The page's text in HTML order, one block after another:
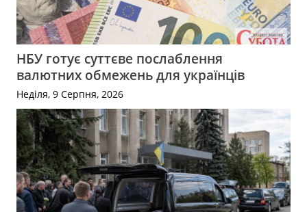
НБУ готує суттєве послаблення
валютних обмежень для українців
Неділя, 9 Серпня, 2026